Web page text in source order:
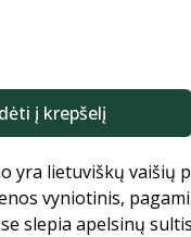
į krepšelį
yra lietuviškų vaišių
vyniotinis,
slepia apelsinų